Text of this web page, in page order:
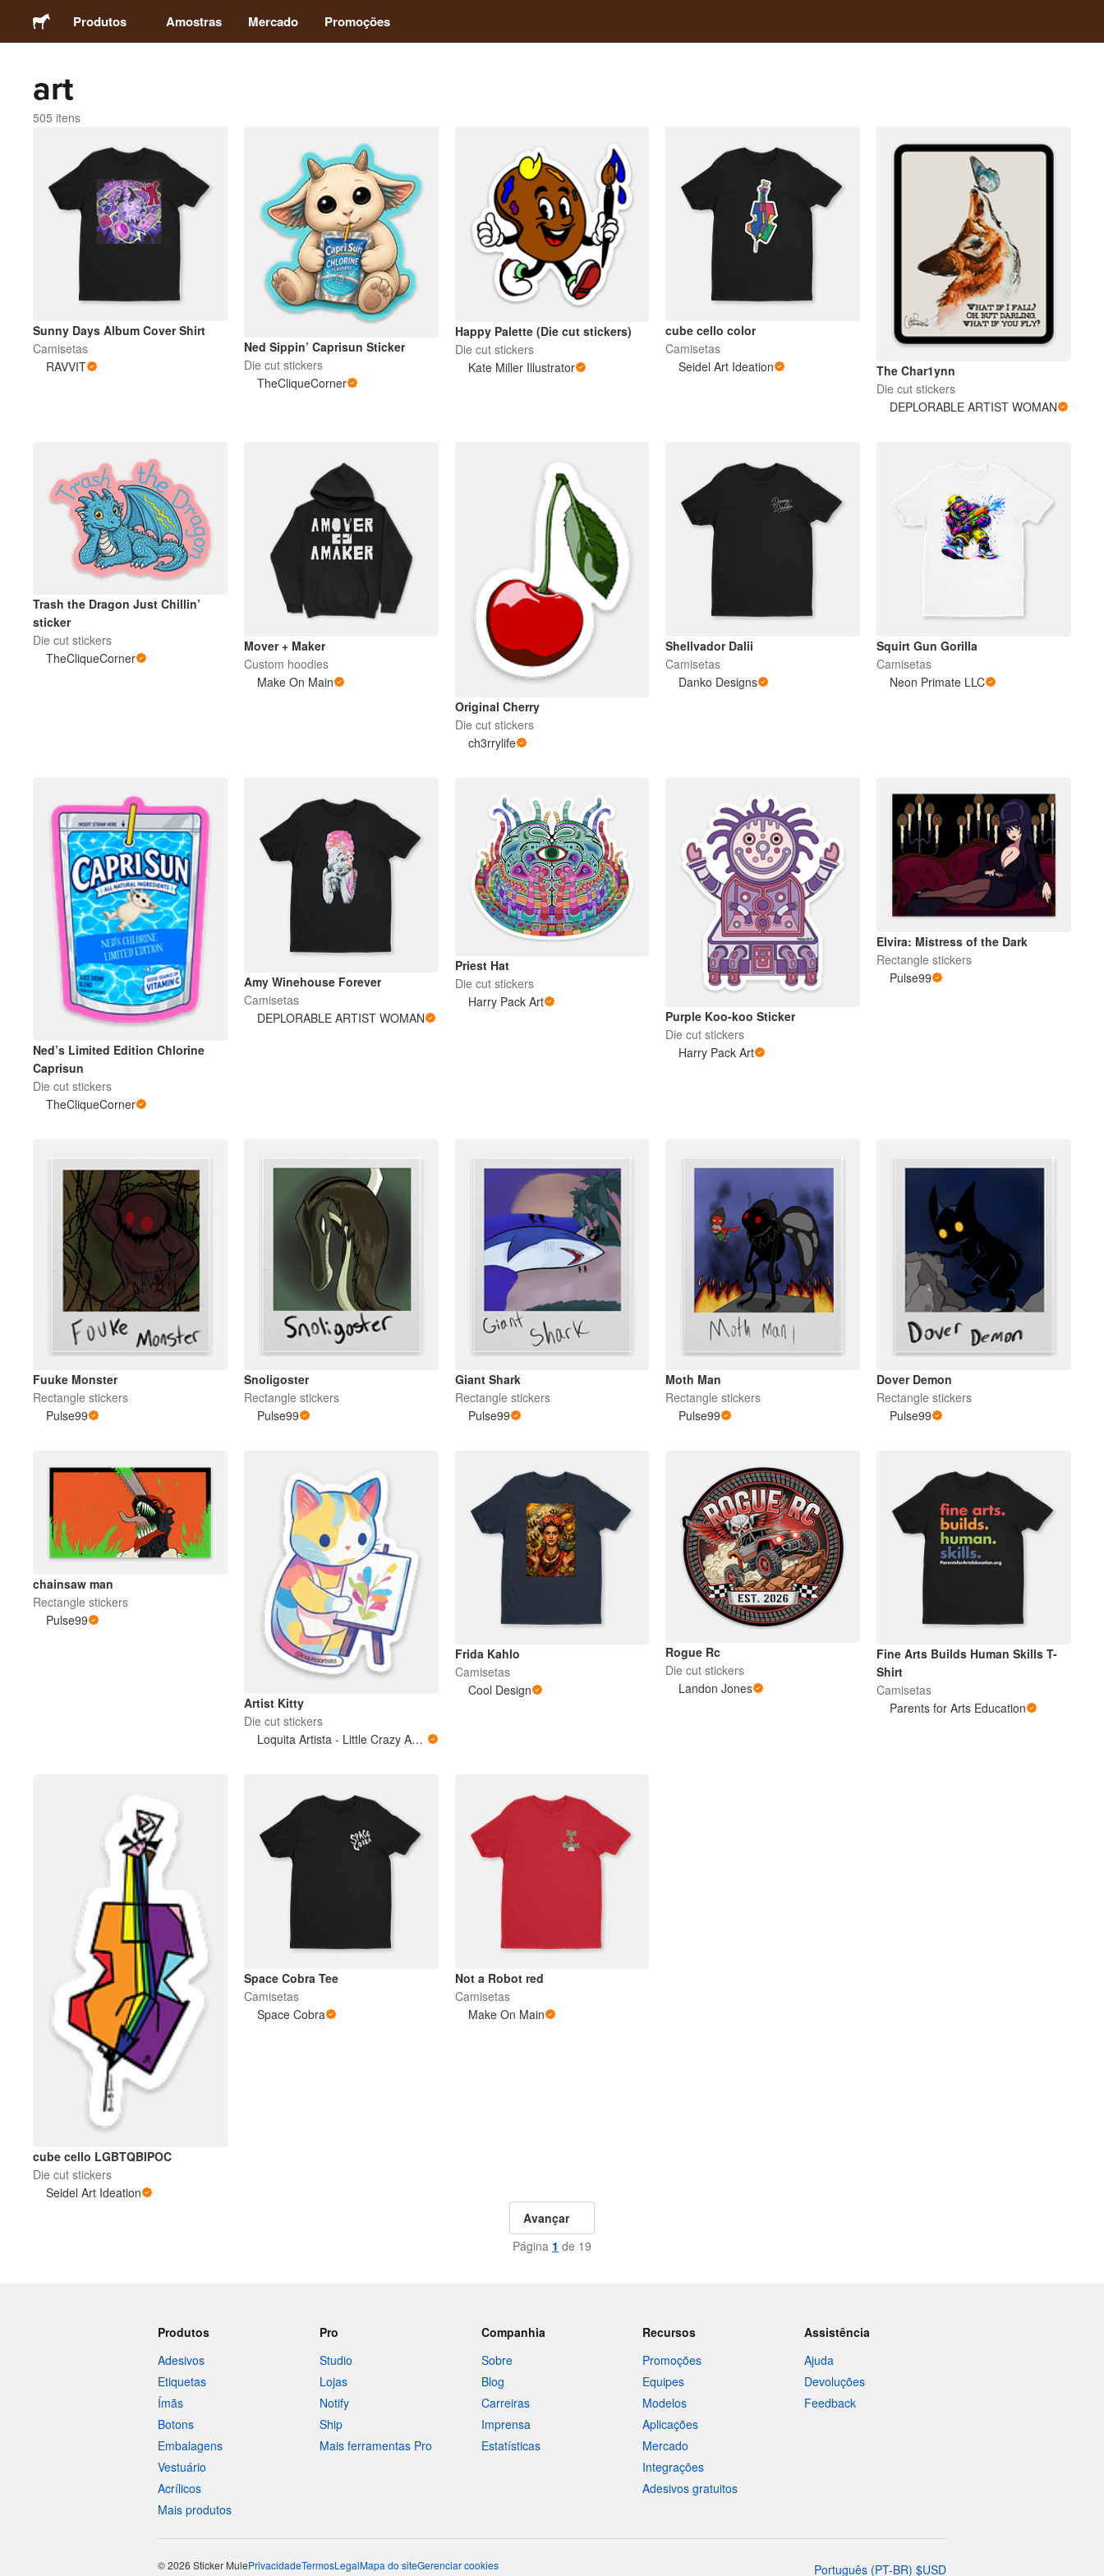
Produtos
Ímãs
Botons
Acrílicos
Amostras
Amostras Mercado Promoções
art
505 itens
Sunny Days Album Cover Shirt
Camisetas
RAVVIT
Ned Sippin’ Caprisun Sticker
Die cut stickers
TheCliqueCorner
Happy Palette (Die cut stickers)
Die cut stickers
Kate Miller Illustrator
cube cello color
Camisetas
Seidel Art Ideation
The Char1ynn
Die cut stickers
DEPLORABLE ARTIST WOMAN
Trash the Dragon Just Chillin’
sticker
Die cut stickers
TheCliqueCorner
Mover + Maker
Custom hoodies
Make On Main
Original Cherry
Die cut stickers
ch3rrylife
Shellvador Dalii
Camisetas
Danko Designs
Squirt Gun Gorilla
Camisetas
Neon Primate LLC
Ned’s Limited Edition Chlorine
Caprisun
Die cut stickers
TheCliqueCorner
Amy Winehouse Forever
Camisetas
DEPLORABLE ARTIST WOMAN
Priest Hat
Die cut stickers
Harry Pack Art
Purple Koo-koo Sticker
Die cut stickers
Harry Pack Art
Elvira: Mistress of the Dark
Rectangle stickers
Pulse99
Fuuke Monster
Rectangle stickers
Pulse99
Snoligoster
Rectangle stickers
Pulse99
Giant Shark
Rectangle stickers
Pulse99
Moth Man
Rectangle stickers
Pulse99
Dover Demon
Rectangle stickers
Pulse99
chainsaw man
Rectangle stickers
Pulse99
Artist Kitty
Die cut stickers
Loquita Artista - Little Crazy Artist
Frida Kahlo
Camisetas
Cool Design
Rogue Rc
Die cut stickers
Landon Jones
Fine Arts Builds Human Skills T-
Shirt
Camisetas
Parents for Arts Education
cube cello LGBTQBIPOC
Die cut stickers
Seidel Art Ideation
Space Cobra Tee
Camisetas
Space Cobra
Not a Robot red
Camisetas
Make On Main
Avançar
Página 1 de 19
Produtos
Adesivos
Etiquetas
Ímãs
Botons
Embalagens
Vestuário
Acrílicos
Mais produtos
Pro
Studio
Lojas
Notify
Ship
Mais ferramentas Pro
Companhia
Sobre
Blog
Carreiras
Imprensa
Estatísticas
Recursos
Promoções
Equipes
Modelos
Aplicações
Mercado
Integrações
Adesivos gratuitos
Assistência
Ajuda
Devoluções
Feedback
© 2026 Sticker MulePrivacidadeTermosLegalMapa do siteGerenciar cookies Português (PT-BR) $USD